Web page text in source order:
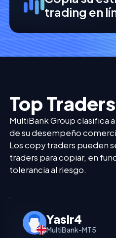
trading en
Top Traders
MultiBank Group clasifica
de su desempeño
Los copy traders pueden
traders para copiar, en
tolerancia al riesgo.
Yasir4
MultiBank-MT5